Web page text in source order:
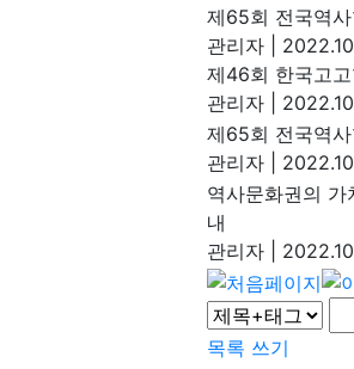
제65회 전국역
관리자
제46회 한국고
관리자
제65회 전국역
관리자
역사문화권의
내
관리자
목록 쓰기